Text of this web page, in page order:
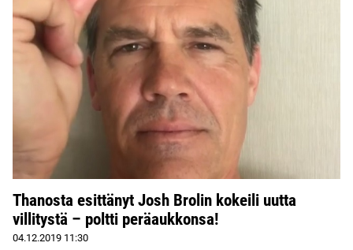
Thanosta esittänyt Josh Brolin kokeili uutta
villitystä – poltti peräaukkonsa!
04.12.2019 11:30